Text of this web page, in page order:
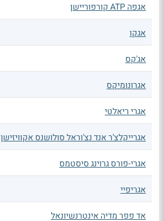
אגפה ATP קורפוריישן
אגקו
אג'קס
אגרונומיקס
אגרי ריאלטי
אגרייקלצ'ר אנד נצ'וראל סולושנס אקוויזישן
אגרי-פורס גרוינג סיסטמס
אגריפיי
אד פפר מדיה אינטרנשיונאל